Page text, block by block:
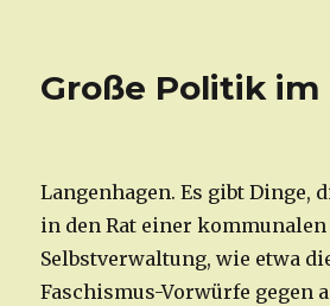
Große Politik im
Langenhagen. Es gibt Dinge,
in den Rat einer kommunalen
Selbstverwaltung, wie etwa
Faschismus-Vorwürfe gegen